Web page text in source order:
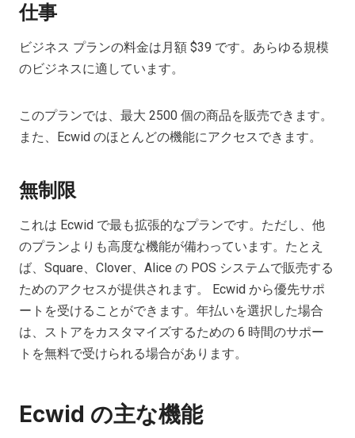
仕事
ビジネス プランの料金は月額 $39 です。あらゆる規模
のビジネスに適しています。
このプランでは、最大 2500 個の商品を販売できます。
また、Ecwid のほとんどの機能にアクセスできます。
無制限
これは Ecwid で最も拡張的なプランです。ただし、他
のプランよりも高度な機能が備わっています。たとえ
ば、Square、Clover、Alice の POS システムで販売する
ためのアクセスが提供されます。 Ecwid から優先サポ
ートを受けることができます。年払いを選択した場合
は、ストアをカスタマイズするための 6 時間のサポー
トを無料で受けられる場合があります。
Ecwid の主な機能